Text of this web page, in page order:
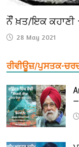
ਨੌੰਂ ਖ਼ਤ/ਇਕ ਕਹਾਣੀ
28 May 2021
ਰੀਵੀਊਜ਼/ਪੁਸਤਕ-